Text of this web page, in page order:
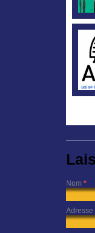
Nom *
Adresse